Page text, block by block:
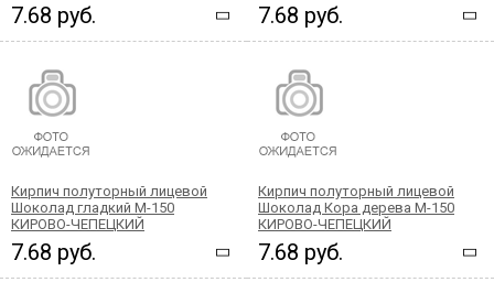
7.68 руб. 7.68 руб.
Кирпич полуторный лицевой
Шоколад гладкий М-150
КИРОВО-ЧЕПЕЦКИЙ
7.68 руб.
Кирпич полуторный лицевой
Шоколад Кора дерева М-150
КИРОВО-ЧЕПЕЦКИЙ
7.68 руб.